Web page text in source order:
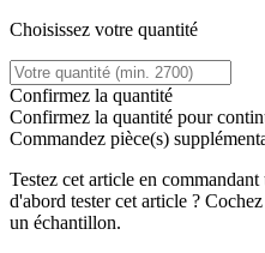
Choisissez votre quantité
Confirmez la quantité
Confirmez la quantité pour
Commandez pièce(s)
Testez cet article en
d'abord tester cet article ?
un échantillon.